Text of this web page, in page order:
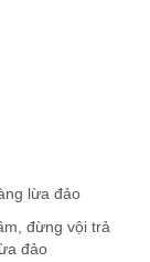
lừa đảo
đừng vội trả
đảo